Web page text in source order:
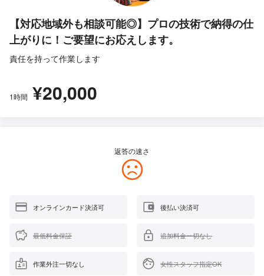
【対応地域外も相談可能◎】プロの技術で納得の仕
上がりに！ご要望にお応えします。
責任を持って作業します
1時間 ¥20,000
返答の速さ
オンラインカード決済可 後払い決済可
最低料金保証 追加料金一切なし
作業外注一切なし 女性スタッフ指定OK